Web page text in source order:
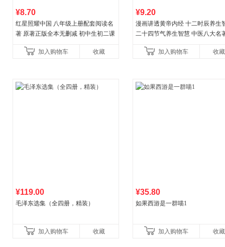
¥8.70
红星照耀中国 八年级上册配套阅读名
著 原著正版全本无删减 初中生初二课
加入购物车
收藏
¥9.20
漫画讲透黄帝内经 十二时辰养生
二十四节气养生智慧 中医八大名
加入购物车
收藏
¥119.00
毛泽东选集（全四册，精装）
加入购物车 收藏
¥35.80
如果西游是一群喵1
加入购物车 收藏